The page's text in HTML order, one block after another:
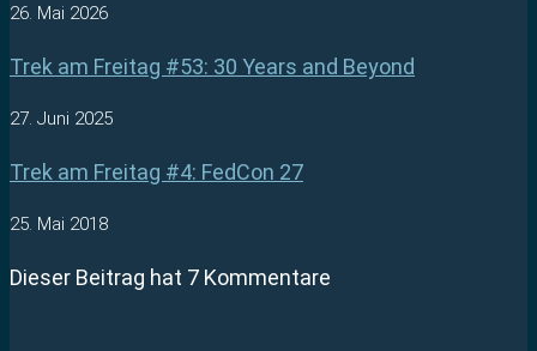
26. Mai 2026
Trek am Freitag #53: 30 Years and Beyond
27. Juni 2025
Trek am Freitag #4: FedCon 27
25. Mai 2018
Dieser Beitrag hat 7 Kommentare